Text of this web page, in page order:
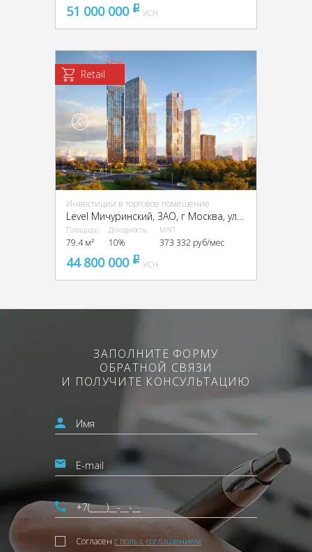
51 000 000 pуб
УСН
Retail
Инвестиции в торговое помещение
Level Мичуринский, ЗАО, г Москва, улица Озёрная.,вл.7
Площадь
79.4 м²
Доходность
10%
МАП
373 332 руб/мес
44 800 000 pуб
УСН
ЗАПОЛНИТЕ ФОРМУ
ОБРАТНОЙ СВЯЗИ
И ПОЛУЧИТЕ КОНСУЛЬТАЦИЮ
Согласен с польз. соглашением